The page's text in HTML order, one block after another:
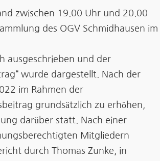
zwischen 19.00 Uhr und 20.00
des OGV Schmidhausen im
ausgeschrieben und der
wurde dargestellt. Nach der
im Rahmen der
grundsätzlich zu erhöhen,
darüber statt. Nach einer
Mitgliedern
durch Thomas Zunke, in